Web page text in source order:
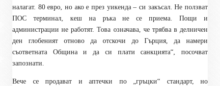
налагат. 80 евро, но ако е през уикенда – си закъсал. Не ползват
ПОС терминал, кеш на ръка не се приема. Пощи и
администрации не работят. Това означава, че трябва в делничен
ден глобеният отново да отскочи до Гърция, да намери
съответната Община и да си плати санкцията“, посочват
запознати.
Вече се продават и аптечки по „гръцки“ стандарт, но